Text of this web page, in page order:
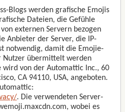
Blogs werden grafische Emojis
Dateien, die Gefühle
externen Servern bezogen
Anbieter der Server, die IP-
notwendig, damit die Emojie-
Nutzer übermittelt werden
wird von der Automattic Inc., 60
CA 94110, USA, angeboten.
. Die verwendeten Server-
wobei es